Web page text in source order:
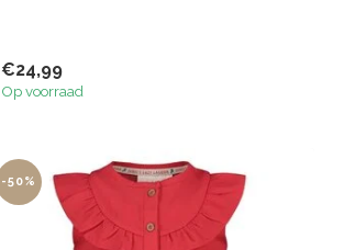
€24,99
Op voorraad
-50%